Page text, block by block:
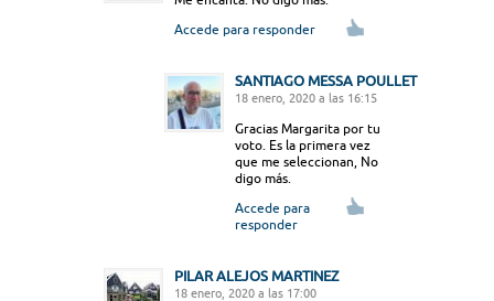
Accede para responder
SANTIAGO MESSA POULLET
18 enero, 2020 a las 16:15
Gracias Margarita por tu
voto. Es la primera vez
que me seleccionan, No
digo más.
Accede para
responder
PILAR ALEJOS MARTINEZ
18 enero, 2020 a las 17:00